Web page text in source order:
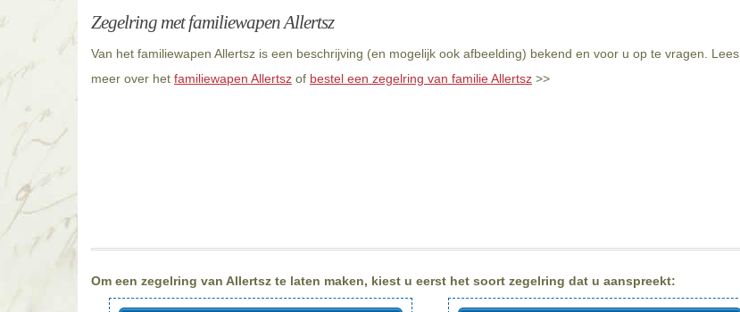
Zegelring met familiewapen Allertsz
Van het familiewapen Allertsz is een beschrijving (en mogelijk ook afbeelding) bekend en voor u op te vragen. Lees
meer over het familiewapen Allertsz of bestel een zegelring van familie Allertsz >>
Om een zegelring van Allertsz te laten maken, kiest u eerst het soort zegelring dat u aanspreekt: